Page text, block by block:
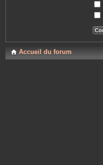
Accueil du forum